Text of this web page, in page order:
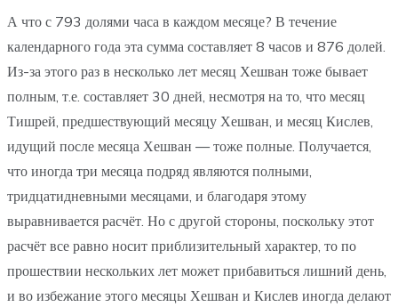
А что с 793 долями часа в каждом месяце? В течение
календарного года эта сумма составляет 8 часов и 876 долей.
Из-за этого раз в несколько лет месяц Хешван тоже бывает
полным, т.е. составляет 30 дней, несмотря на то, что месяц
Тишрей, предшествующий месяцу Хешван, и месяц Кислев,
идущий после месяца Хешван — тоже полные. Получается,
что иногда три месяца подряд являются полными,
тридцатидневными месяцами, и благодаря этому
выравнивается расчёт. Но с другой стороны, поскольку этот
расчёт все равно носит приблизительный характер, то по
прошествии нескольких лет может прибавиться лишний день,
и во избежание этого месяцы Хешван и Кислев иногда делают